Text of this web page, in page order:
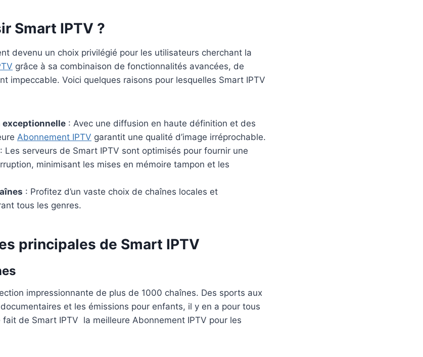
Smart IPTV ?
devenu un choix privilégié pour les utilisateurs cherchant la
grâce à sa combinaison de fonctionnalités avancées, de
impeccable. Voici quelques raisons pour lesquelles Smart IPTV
exceptionnelle : Avec une diffusion en haute définition et des
Abonnement IPTV garantit une qualité d’image irréprochable.
: Les serveurs de Smart IPTV sont optimisés pour fournir une
minimisant les mises en mémoire tampon et les
: Profitez d’un vaste choix de chaînes locales et
tous les genres.
principales de Smart IPTV
impressionnante de plus de 1000 chaînes. Des sports aux
et les émissions pour enfants, il y en a pour tous
de Smart IPTV la meilleure Abonnement IPTV pour les